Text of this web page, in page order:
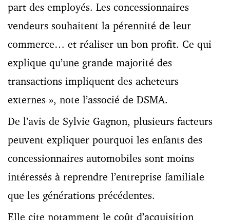
part des employés. Les concessionnaires
vendeurs souhaitent la pérennité de leur
commerce… et réaliser un bon profit. Ce qui
explique qu’une grande majorité des
transactions impliquent des acheteurs
externes », note l’associé de DSMA.
De l’avis de Sylvie Gagnon, plusieurs facteurs
peuvent expliquer pourquoi les enfants des
concessionnaires automobiles sont moins
intéressés à reprendre l’entreprise familiale
que les générations précédentes.
Elle cite notamment le coût d’acquisition